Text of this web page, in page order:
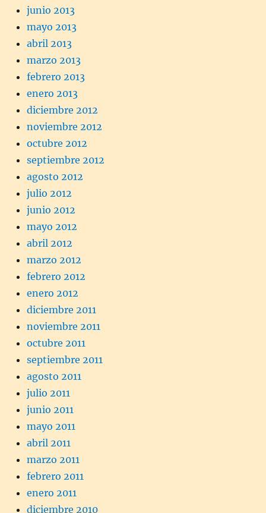
junio 2013
mayo 2013
abril 2013
marzo 2013
febrero 2013
enero 2013
diciembre 2012
noviembre 2012
octubre 2012
septiembre 2012
agosto 2012
julio 2012
junio 2012
mayo 2012
abril 2012
marzo 2012
febrero 2012
enero 2012
diciembre 2011
noviembre 2011
octubre 2011
septiembre 2011
agosto 2011
julio 2011
junio 2011
mayo 2011
abril 2011
marzo 2011
febrero 2011
enero 2011
diciembre 2010